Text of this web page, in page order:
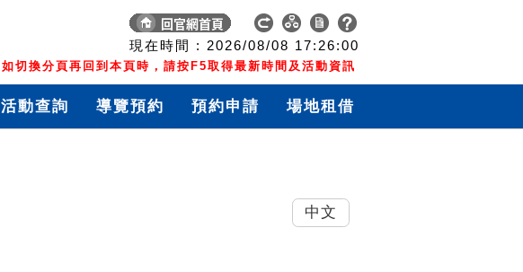
現在時間 : 2026/08/08 17:26:01
如切換分頁再回到本頁時，請按F5取得最新時間及活動資訊
活動查詢 導覽預約 預約申請 場地租借